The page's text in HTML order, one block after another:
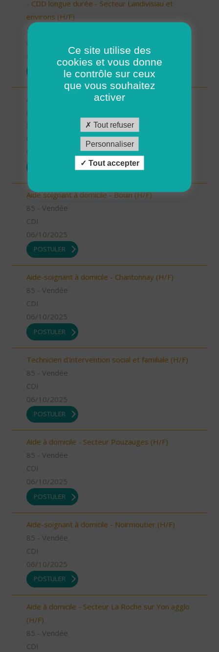
- CDD longue durée - Secteur Landivisiau et
environs (H/F)
29 - Finistère
POSTULER
Aide à domicile - Secteur Terres de Montaigu
(H/F)
Aide soignant à domicile - Bouin (H/F)
85 - Vendée
CDI
06/10/2025
POSTULER
Aide-soignant à domicile - Chantonnay (H/F)
85 - Vendée
CDI
06/10/2025
POSTULER
Technicien d'intervention social et familiale (H/F)
85 - Vendée
CDI
06/10/2025
POSTULER
Aide à domicile - Secteur Pouzauges (H/F)
85 - Vendée
CDI
06/10/2025
POSTULER
Aide-soignant à domicile - Noirmoutier (H/F)
85 - Vendée
CDI
06/10/2025
POSTULER
Aide à domicile - Secteur La Roche sur Yon agglo
(H/F)
85 - Vendée
CDI
Ce site utilise des
cookies et vous donne
le contrôle sur ceux
que vous souhaitez
activer
Tout refuser
Personnaliser
Tout accepter